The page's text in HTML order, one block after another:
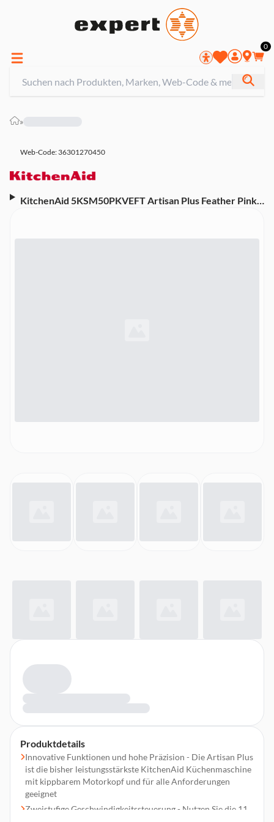
0
»
Web-Code: 36301270450
KitchenAid 5KSM50PKVEFT Artisan Plus Feather Pink
Produktdetails
Innovative Funktionen und hohe Präzision - Die Artisan Plus
ist die bisher leistungsstärkste KitchenAid Küchenmaschine
mit kippbarem Motorkopf und für alle Anforderungen
geeignet
Zweistufige Geschwindigkeitssteuerung - Nutzen Sie die 11